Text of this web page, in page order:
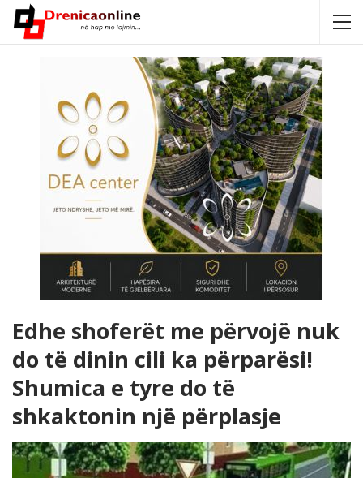
Edhe shoferët me përvojë nuk
do të dinin cili ka përparësi!
Shumica e tyre do të
shkaktonin një përplasje